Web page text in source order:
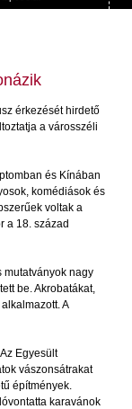
érkezését hirdető
a városszéli
és Kínában
komédiások és
voltak a
a 18. század
mutatványok nagy
be. Akrobatákat,
A
Egyesült
vászonsátrakat
építmények.
karavánok